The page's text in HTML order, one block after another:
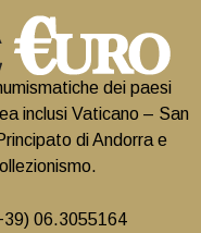
dei paesi
inclusi Vaticano – San
di Andorra e
06.3055164